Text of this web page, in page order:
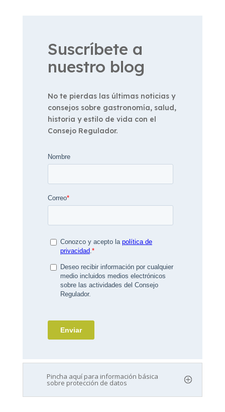
Suscríbete a
nuestro blog
No te pierdas las últimas noticias y
consejos sobre gastronomía, salud,
historia y estilo de vida con el
Consejo Regulador.
Pincha aquí para información básica
sobre protección de datos